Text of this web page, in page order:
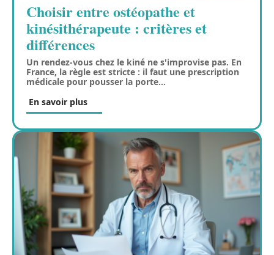
Choisir entre ostéopathe et
kinésithérapeute : critères et
différences
Un rendez-vous chez le kiné ne s'improvise pas. En
France, la règle est stricte : il faut une prescription
médicale pour pousser la porte…
En savoir plus